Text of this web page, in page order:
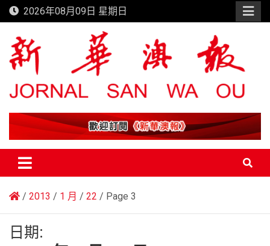
Skip
to
content
2026年08月09日 星期日
新華澳報
2013 1 月 22 Page 3
日期: